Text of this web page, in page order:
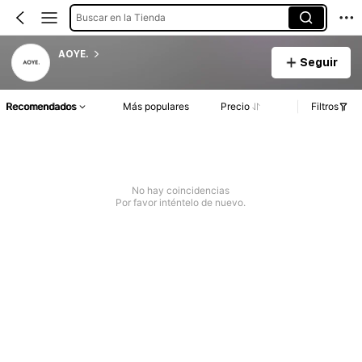
Buscar en la Tienda
AOYE.
Seguir
Recomendados Más populares Precio Filtros
No hay coincidencias
Por favor inténtelo de nuevo.